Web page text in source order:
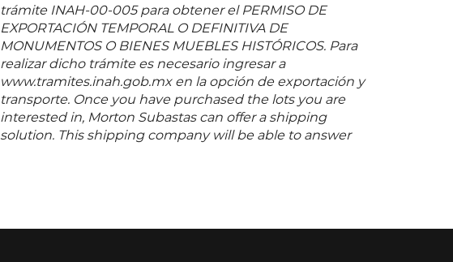
trámite INAH-00-005 para obtener el PERMISO DE
EXPORTACIÓN TEMPORAL O DEFINITIVA DE
MONUMENTOS O BIENES MUEBLES HISTÓRICOS. Para
realizar dicho trámite es necesario ingresar a
www.tramites.inah.gob.mx en la opción de exportación y
transporte. Once you have purchased the lots you are
interested in, Morton Subastas can offer a shipping
solution. This shipping company will be able to answer